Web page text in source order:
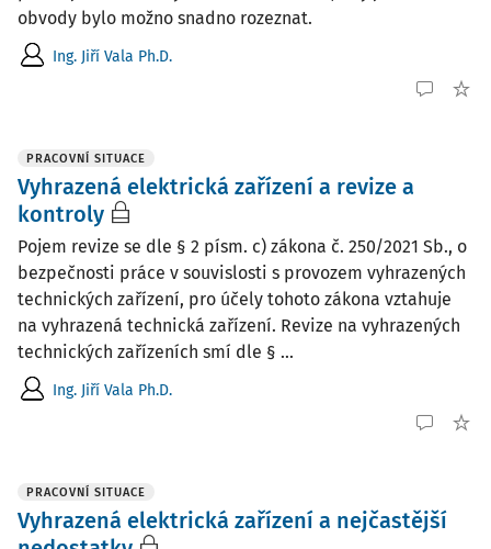
obvody bylo možno snadno rozeznat.
Ing. Jiří Vala Ph.D.
PRACOVNÍ SITUACE
Vyhrazená elektrická zařízení a revize a
kontroly
Pojem revize se dle § 2 písm. c) zákona č. 250/2021 Sb., o
bezpečnosti práce v souvislosti s provozem vyhrazených
technických zařízení, pro účely tohoto zákona vztahuje
na vyhrazená technická zařízení. Revize na vyhrazených
technických zařízeních smí dle § ...
Ing. Jiří Vala Ph.D.
PRACOVNÍ SITUACE
Vyhrazená elektrická zařízení a nejčastější